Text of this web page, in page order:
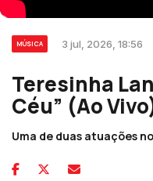
MÚSICA 3 jul, 2026, 18:56
Teresinha
Céu” (Ao
Uma de duas atuações